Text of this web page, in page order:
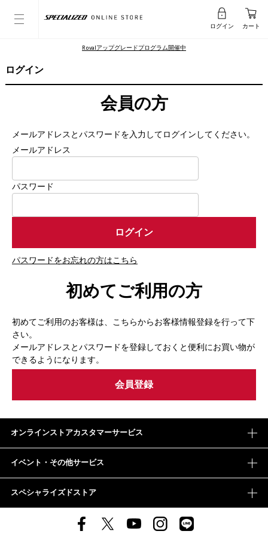
ログイン カート
Rovalアップグレードプログラム開催中
ログイン
会員の方
メールアドレスとパスワードを入力してログインしてください。
メールアドレス
パスワード
パスワードをお忘れの方はこちら
初めてご利用の方
初めてご利用のお客様は、こちらからお客様情報登録を行って下
さい。
メールアドレスとパスワードを登録しておくと便利にお買い物が
できるようになります。
オンラインストアカスタマーサービス
イベント・その他サービス
スペシャライズドストア